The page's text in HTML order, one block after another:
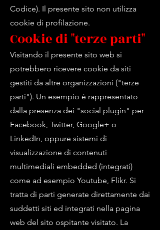
Codice). Il presente sito non utilizza
cookie di profilazione.
Cookie di "terze parti"
Visitando il presente sito web si
potrebbero ricevere cookie da siti
gestiti da altre organizzazioni ("terze
parti"). Un esempio è rappresentato
dalla presenza dei "social plugin" per
Facebook, Twitter, Google+ o
LinkedIn, oppure sistemi di
visualizzazione di contenuti
multimediali embedded (integrati)
come ad esempio Youtube, Flikr. Si
tratta di parti generate direttamente dai
suddetti siti ed integrati nella pagina
web del sito ospitante visitato. La